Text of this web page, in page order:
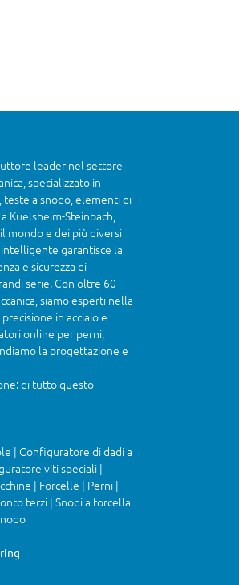
leader nel settore
specializzato in
teste a snodo, elementi di
Kuelsheim-Steinbach,
mondo e dei più diversi
garantisce la
e sicurezza di
serie. Con oltre 60
siamo esperti nella
in acciaio e
online per perni,
la progettazione e
di tutto questo
| Configuratore di dadi a
viti speciali |
| Forcelle | Perni |
terzi | Snodi a forcella